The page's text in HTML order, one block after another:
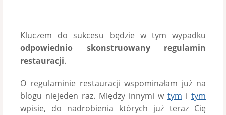
Kluczem do sukcesu będzie w tym wypadku
odpowiednio skonstruowany regulamin
restauracji.
O regulaminie restauracji wspominałam już na
blogu niejeden raz. Między innymi w tym i tym
wpisie, do nadrobienia których już teraz Cię